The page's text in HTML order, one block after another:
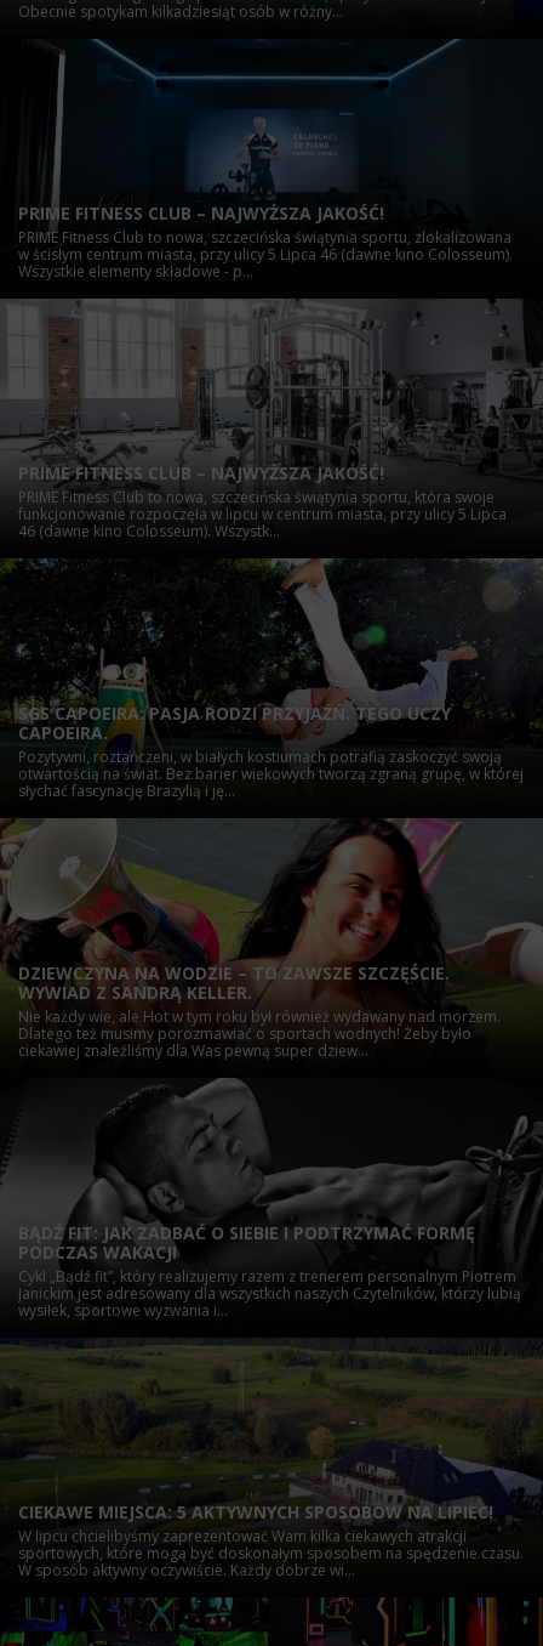
Obecnie spotykam kilkadziesiąt osób w różny...
PRIME FITNESS CLUB – NAJWYŻSZA JAKOŚĆ!
PRIME Fitness Club to nowa, szczecińska świątynia sportu, zlokalizowana
w ścisłym centrum miasta, przy ulicy 5 Lipca 46 (dawne kino Colosseum).
Wszystkie elementy składowe - p...
PRIME FITNESS CLUB – NAJWYŻSZA JAKOŚĆ!
PRIME Fitness Club to nowa, szczecińska świątynia sportu, która swoje
funkcjonowanie rozpoczęła w lipcu w centrum miasta, przy ulicy 5 Lipca
46 (dawne kino Colosseum). Wszystk...
SGS CAPOEIRA: PASJA RODZI PRZYJAŹŃ. TEGO UCZY
CAPOEIRA.
Pozytywni, roztańczeni, w białych kostiumach potrafią zaskoczyć swoją
otwartością na świat. Bez barier wiekowych tworzą zgraną grupę, w której
słychać fascynację Brazylią i ję...
DZIEWCZYNA NA WODZIE – TO ZAWSZE SZCZĘŚCIE.
WYWIAD Z SANDRĄ KELLER.
Nie każdy wie, ale Hot w tym roku był również wydawany nad morzem.
Dlatego też musimy porozmawiać o sportach wodnych! Żeby było
ciekawiej znaleźliśmy dla Was pewną super dziew...
BĄDŹ FIT: JAK ZADBAĆ O SIEBIE I PODTRZYMAĆ FORMĘ
PODCZAS WAKACJI
Cykl „Bądź fit”, który realizujemy razem z trenerem personalnym Piotrem
Janickim jest adresowany dla wszystkich naszych Czytelników, którzy lubią
wysiłek, sportowe wyzwania i...
CIEKAWE MIEJSCA: 5 AKTYWNYCH SPOSOBÓW NA LIPIEC!
W lipcu chcielibyśmy zaprezentować Wam kilka ciekawych atrakcji
sportowych, które mogą być doskonałym sposobem na spędzenie czasu.
W sposób aktywny oczywiście. Każdy dobrze wi...